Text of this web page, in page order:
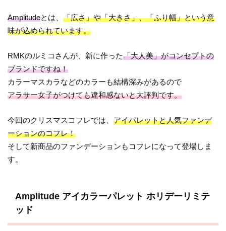
Amplitudeとは、「広さ」や「大きさ」、「ふり幅」という意
味が込められています。
RMKのルミコさんが、新に作った「大人美」がコンセプトの
ブランドですね！
カラーマスカラなどのカラーも結構深みがあるので
アラサー女子がつけても違和感ないと大評判です。
今回のクリスマスコフレでは、アイパレットと人気ファンデ
ーションのコフレ！
そして新商品のファンデーションもコフレになって登場しま
す。
Amplitude アイカラーパレット ホリデーリミテ
ッド